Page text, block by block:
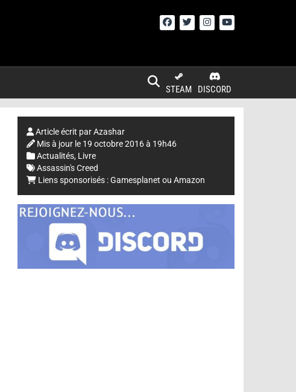
DISCORD
STEAM
Article écrit parAzashar
Mis à jour le 19 octobre 2016 à 19h46
Actualités, Livre
Assassin's Creed
Liens sponsorisés :Gamesplanet ou Amazon